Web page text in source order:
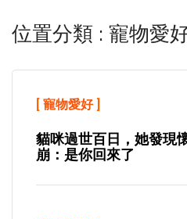
位置分類 : 寵物愛
[ 寵物愛好]
貓咪過世百日，她發現
崩：是你回來了